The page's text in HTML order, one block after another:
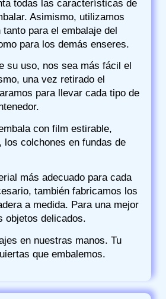
todas las características de
Asimismo, utilizamos
para el embalaje del
para los demás enseres.
su uso, nos sea más fácil el
una vez retirado el
para llevar cada tipo de
con film estirable,
los colchones en fundas de
más adecuado para cada
también fabricamos los
a medida. Para una mejor
objetos delicados.
en nuestras manos. Tu
que embalemos.